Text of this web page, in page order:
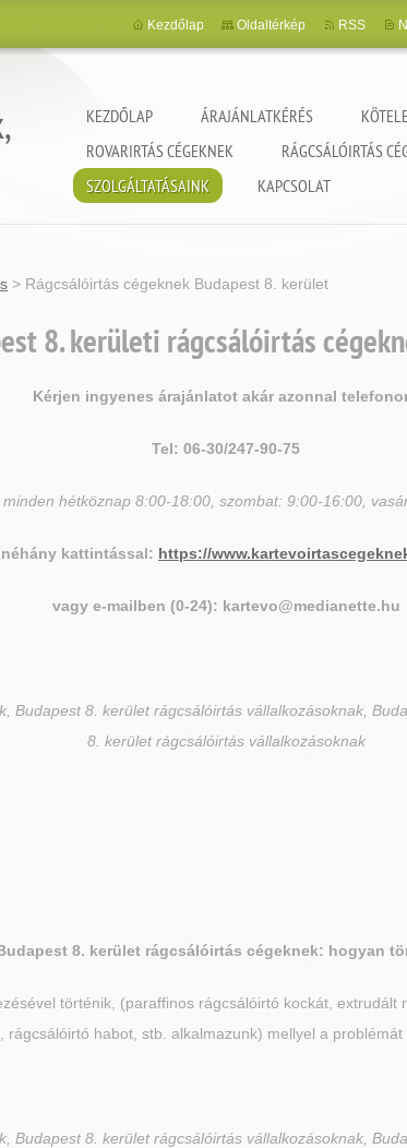
KEZDŐLAP ÁRAJÁNLATKÉRÉS
ROVARIRTÁS CÉGEKNEK
RÁGCSÁLÓIRTÁS
SZOLGÁLTATÁSAINK
KAPCSOLAT
Kezdőlap Oldaltérkép RSS
> Rágcsálóirtás cégeknek Budapest 8. kerület
8. kerületi rágcsálóirtás
Kérjen ingyenes árajánlatot akár azonnal
Tel: 06-30/247-90-75
minden hétköznap 8:00-18:00, szombat: 9:00-16:00,
kattintással: https://
vagy e-mailben (0-24): kartevo@medianette.hu
Budapest 8. kerület rágcsálóirtás vállalkozásoknak,
8. kerület rágcsálóirtás vállalkozásoknak
8. kerületrágcsálóirtás cégeknek: hogyan
történik, (paraffinos rágcsálóirtó kockát, extrudált
rágcsálóirtó habot, stb. alkalmazunk) mellyel a problémát
Budapest 8. kerület rágcsálóirtás vállalkozásoknak,